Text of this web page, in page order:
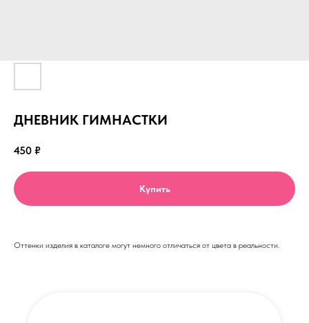
ДНЕВНИК ГИМНАСТКИ
450 ₽
Купить
Оттенки изделия в каталоге могут немного отличаться от цвета в реальности.